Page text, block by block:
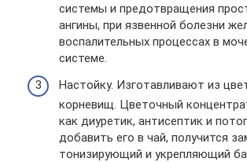
системы и предотвращения
ангины, при язвенной болезни
воспалительных процессах в
системе.
Настойку. Изготавливают из
корневищ. Цветочный
как диуретик, антисептик и
добавить его в чай, получится
тонизирующий и укрепляющий